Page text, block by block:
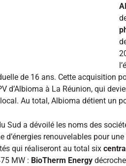
de 16 ans. Cette acquisition
d’Albioma à La Réunion, qui
Au total, Albioma détient un
Sud a dévoilé les noms des
d’énergies renouvelables pour
qui réaliseront au total six
MW : BioTherm Energy